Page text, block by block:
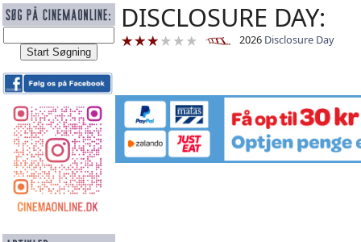
DISCLOSURE DAY:
2026 Disclosure Day